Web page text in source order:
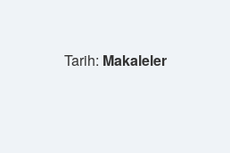
Tarih: Makaleler